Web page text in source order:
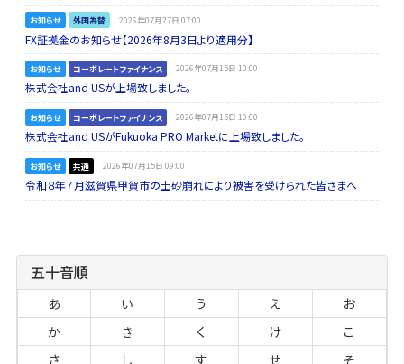
お知らせ 外国為替 2026年07月27日 07:00
FX証拠金のお知らせ【2026年8月3日より適用分】
お知らせ コーポレートファイナンス 2026年07月15日 10:00
株式会社and USが上場致しました。
お知らせ コーポレートファイナンス 2026年07月15日 10:00
株式会社and USがFukuoka PRO Marketに上場致しました。
お知らせ 共通 2026年07月15日 09:00
令和８年７月滋賀県甲賀市の土砂崩れにより被害を受けられた皆さまへ
五十音順
あ い う え
お
か
き く け
こ
さ
し す せ
そ